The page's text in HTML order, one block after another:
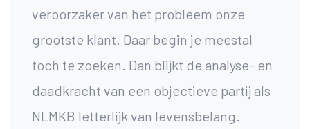
veroorzaker van het probleem onze
grootste klant. Daar begin je meestal
toch te zoeken. Dan blijkt de analyse- en
daadkracht van een objectieve partij als
NLMKB letterlijk van levensbelang.